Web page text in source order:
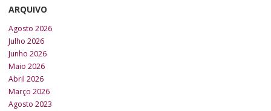
ARQUIVO
Agosto 2026
Julho 2026
Junho 2026
Maio 2026
Abril 2026
Março 2026
Agosto 2023